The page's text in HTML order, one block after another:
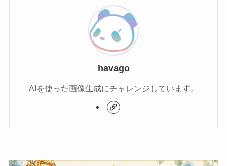
havago
AIを使った画像生成にチャレンジしています。